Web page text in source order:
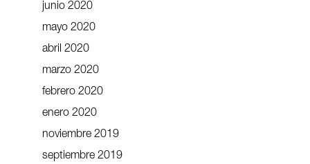
junio 2020
mayo 2020
abril 2020
marzo 2020
febrero 2020
enero 2020
noviembre 2019
septiembre 2019